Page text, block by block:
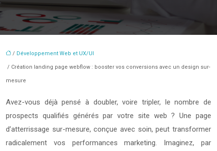
/ Développement Web et UX/UI
/ Création landing page webflow : booster vos conversions avec un design sur-
mesure
Avez-vous déjà pensé à doubler, voire tripler, le nombre de
prospects qualifiés générés par votre site web ? Une page
d’atterrissage sur-mesure, conçue avec soin, peut transformer
radicalement vos performances marketing. Imaginez, par